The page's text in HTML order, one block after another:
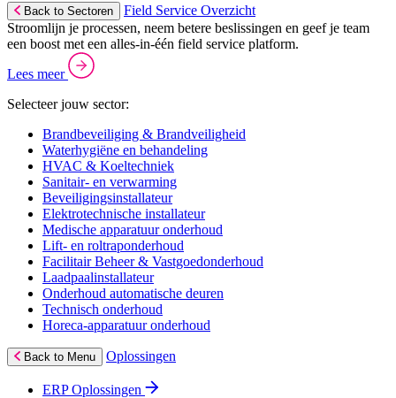
Back to Sectoren
Field Service Overzicht
Stroomlijn je processen, neem betere beslissingen en geef je team
een boost met een alles-in-één field service platform.
Lees meer
Selecteer jouw sector:
Brandbeveiliging & Brandveiligheid
Waterhygiëne en behandeling
HVAC & Koeltechniek
Sanitair- en verwarming
Beveiligingsinstallateur
Elektrotechnische installateur
Medische apparatuur onderhoud
Lift- en roltraponderhoud
Facilitair Beheer & Vastgoedonderhoud
Laadpaalinstallateur
Onderhoud automatische deuren
Technisch onderhoud
Horeca-apparatuur onderhoud
Back to Menu Oplossingen
ERP Oplossingen